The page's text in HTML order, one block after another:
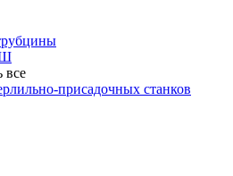
все
присадочных станков